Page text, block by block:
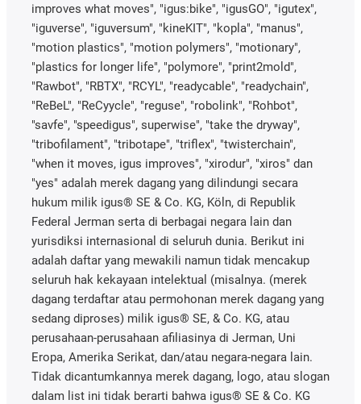
improves what moves", "igus:bike", "igusGO", "igutex",
"iguverse", "iguversum", "kineKIT", "kopla", "manus",
"motion plastics", "motion polymers", "motionary",
"plastics for longer life", "polymore", "print2mold",
"Rawbot", "RBTX", "RCYL", "readycable", "readychain",
"ReBeL", "ReCyycle", "reguse", "robolink", "Rohbot",
"savfe", "speedigus", superwise", "take the dryway",
"tribofilament", "tribotape", "triflex", "twisterchain",
"when it moves, igus improves", "xirodur", "xiros" dan
"yes" adalah merek dagang yang dilindungi secara
hukum milik igus® SE & Co. KG, Köln, di Republik
Federal Jerman serta di berbagai negara lain dan
yurisdiksi internasional di seluruh dunia. Berikut ini
adalah daftar yang mewakili namun tidak mencakup
seluruh hak kekayaan intelektual (misalnya. (merek
dagang terdaftar atau permohonan merek dagang yang
sedang diproses) milik igus® SE, & Co. KG, atau
perusahaan-perusahaan afiliasinya di Jerman, Uni
Eropa, Amerika Serikat, dan/atau negara-negara lain.
Tidak dicantumkannya merek dagang, logo, atau slogan
dalam list ini tidak berarti bahwa igus® SE & Co. KG